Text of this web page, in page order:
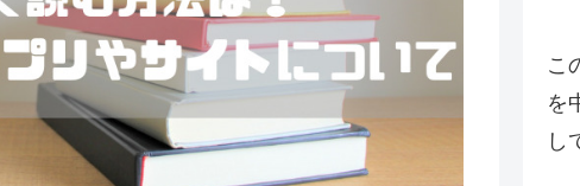
こ
を
し